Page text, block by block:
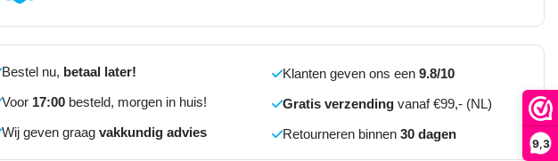
9,3
Bestel nu, betaal later!
Voor 17:00besteld, morgen in huis!
Wij geven graag vakkundig advies
Klanten geven ons een 9.8/10
Gratis verzendingvanaf €99,- (NL)
Retourneren binnen 30 dagen